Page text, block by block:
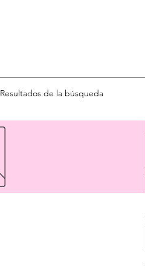
Resultados de la búsqueda